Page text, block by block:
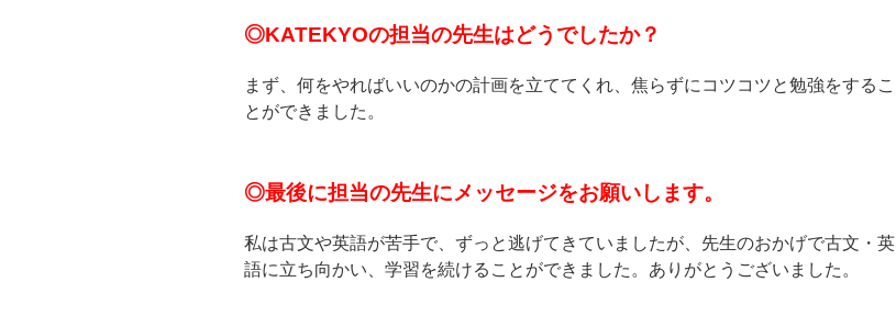
◎KATEKYOの担当の先生はどうでしたか？
まず、何をやればいいのかの計画を立ててくれ、焦らずにコツコツと勉強をするこ
とができました。
◎最後に担当の先生にメッセージをお願いします。
私は古文や英語が苦手で、ずっと逃げてきていましたが、先生のおかげで古文・英
語に立ち向かい、学習を続けることができました。ありがとうございました。